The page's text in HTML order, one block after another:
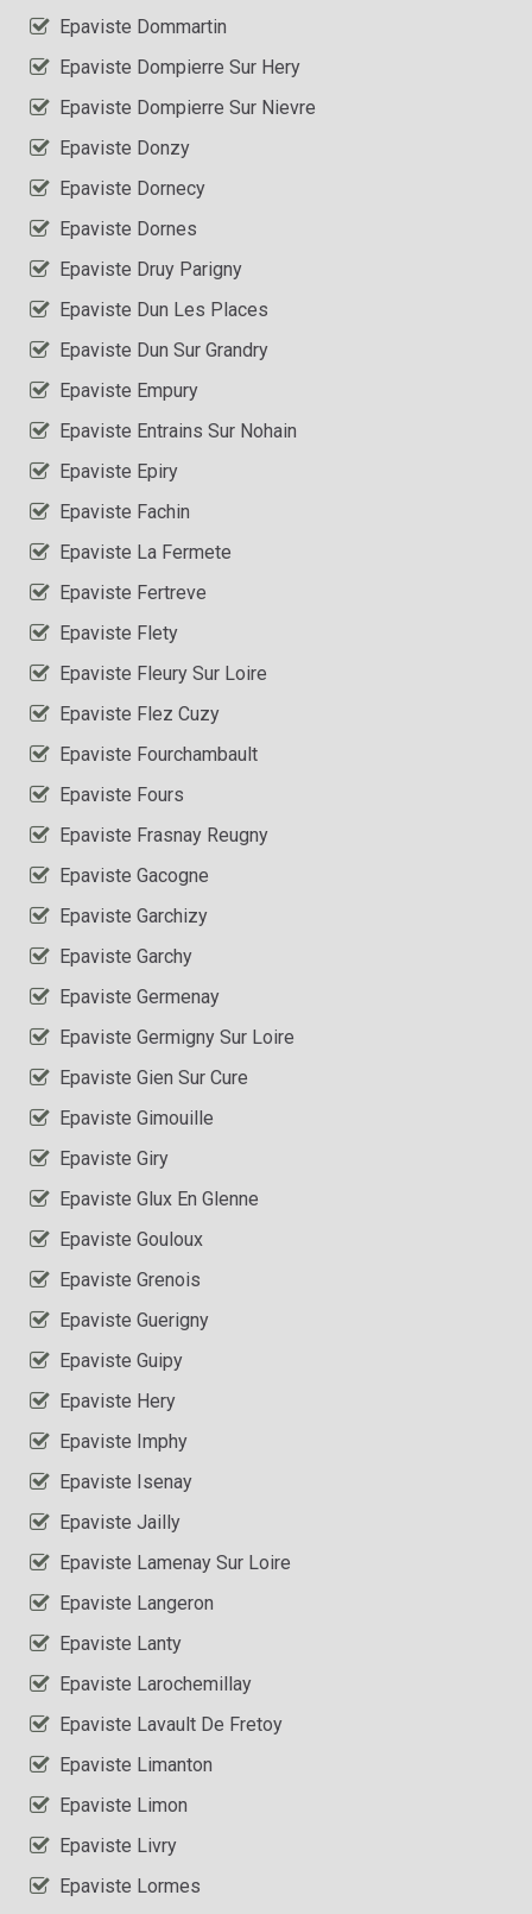
Epaviste Dommartin
Epaviste Dompierre Sur Hery
Epaviste Dompierre Sur Nievre
Epaviste Donzy
Epaviste Dornecy
Epaviste Dornes
Epaviste Druy Parigny
Epaviste Dun Les Places
Epaviste Dun Sur Grandry
Epaviste Empury
Epaviste Entrains Sur Nohain
Epaviste Epiry
Epaviste Fachin
Epaviste La Fermete
Epaviste Fertreve
Epaviste Flety
Epaviste Fleury Sur Loire
Epaviste Flez Cuzy
Epaviste Fourchambault
Epaviste Fours
Epaviste Frasnay Reugny
Epaviste Gacogne
Epaviste Garchizy
Epaviste Garchy
Epaviste Germenay
Epaviste Germigny Sur Loire
Epaviste Gien Sur Cure
Epaviste Gimouille
Epaviste Giry
Epaviste Glux En Glenne
Epaviste Gouloux
Epaviste Grenois
Epaviste Guerigny
Epaviste Guipy
Epaviste Hery
Epaviste Imphy
Epaviste Isenay
Epaviste Jailly
Epaviste Lamenay Sur Loire
Epaviste Langeron
Epaviste Lanty
Epaviste Larochemillay
Epaviste Lavault De Fretoy
Epaviste Limanton
Epaviste Limon
Epaviste Livry
Epaviste Lormes